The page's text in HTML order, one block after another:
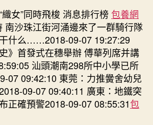
女”同時飛梭 消息排行榜 包養網
南沙珠江街河涌邊來了一群騎行隊
什么……2018-09-07 19:27:29
》首發式在穗舉辦 傅華列席并講
汕頭潮南298所中小學已所
07 09:42:10 東莞：力推黌舍幼兒
09-07 09:40:11 廣東：地鐵突
正確預警2018-09-07 08:55:31包